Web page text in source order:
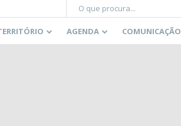
AGENDA COMUNICAÇÃO